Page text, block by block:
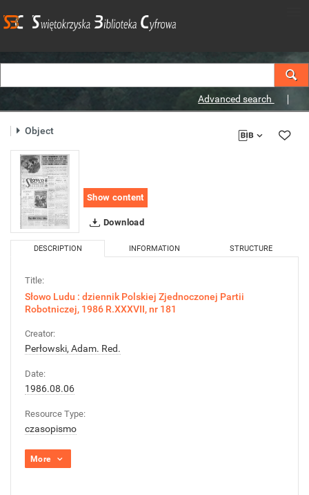
Advanced search
Object
Show content
Download
DESCRIPTION INFORMATION STRUCTURE
Title:
Słowo Ludu : dziennik Polskiej Zjednoczonej Partii
Robotniczej, 1986 R.XXXVII, nr 181
Creator:
Perłowski, Adam. Red.
Date:
1986.08.06
Resource Type:
czasopismo
More